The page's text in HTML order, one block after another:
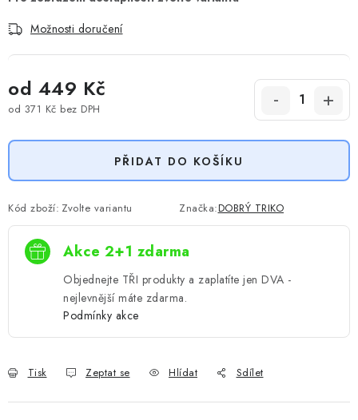
Možnosti doručení
od 449 Kč
od 371 Kč bez DPH
PŘIDAT DO KOŠÍKU
Kód zboží: Zvolte variantu Značka:DOBRÝ TRIKO
Akce 2+1 zdarma
Objednejte TŘI produkty a zaplatíte jen DVA -
nejlevnější máte zdarma.
Podmínky akce
Tisk Zeptat se Hlídat Sdílet